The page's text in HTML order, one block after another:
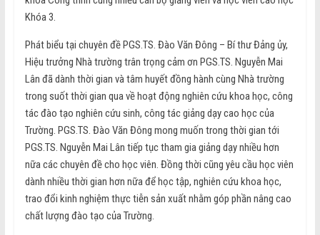
Khóa 3.
Phát biểu tại chuyên đề PGS.TS. Đào Văn Đông – Bí thư Đảng ủy,
Hiệu trưởng Nhà trường trân trọng cảm ơn PGS.TS. Nguyễn Mai
Lân đã dành thời gian và tâm huyết đồng hành cùng Nhà trường
trong suốt thời gian qua về hoạt động nghiên cứu khoa học, công
tác đào tạo nghiên cứu sinh, công tác giảng dạy cao học của
Trường. PGS.TS. Đào Văn Đông mong muốn trong thời gian tới
PGS.TS. Nguyễn Mai Lân tiếp tục tham gia giảng dạy nhiều hơn
nữa các chuyên đề cho học viên. Đồng thời cũng yêu cầu học viên
dành nhiều thời gian hơn nữa để học tập, nghiên cứu khoa học,
trao đổi kinh nghiệm thực tiễn sản xuất nhằm góp phần nâng cao
chất lượng đào tạo của Trường.